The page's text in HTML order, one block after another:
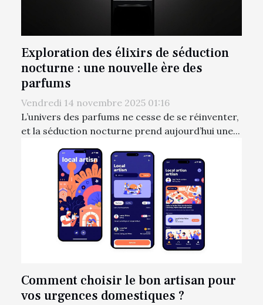
Exploration des élixirs de séduction
nocturne : une nouvelle ère des
parfums
Vendredi 14 novembre 2025 01:16
L’univers des parfums ne cesse de se réinventer,
et la séduction nocturne prend aujourd’hui une...
Comment choisir le bon artisan pour
vos urgences domestiques ?